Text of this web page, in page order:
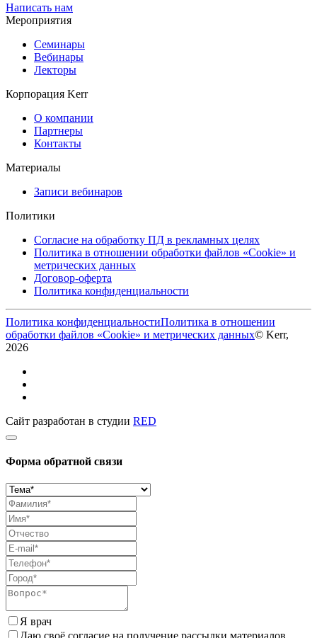
Написать нам
Мероприятия
Семинары
Вебинары
Лекторы
Корпорация Kerr
О компании
Партнеры
Контакты
Материалы
Записи вебинаров
Политики
Согласие на обработку ПД в рекламных целях
Политика в отношении обработки файлов «Cookie» и
метрических данных
Договор-оферта
Политика конфиденциальности
Политика конфиденциальностиПолитика в отношении
обработки файлов «Cookie» и метрических данных© Kerr,
2026
Сайт разработан в студии RED
Форма обратной связи
Я врач